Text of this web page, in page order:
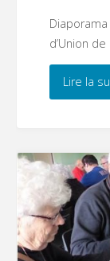
d’Union de
Lire la